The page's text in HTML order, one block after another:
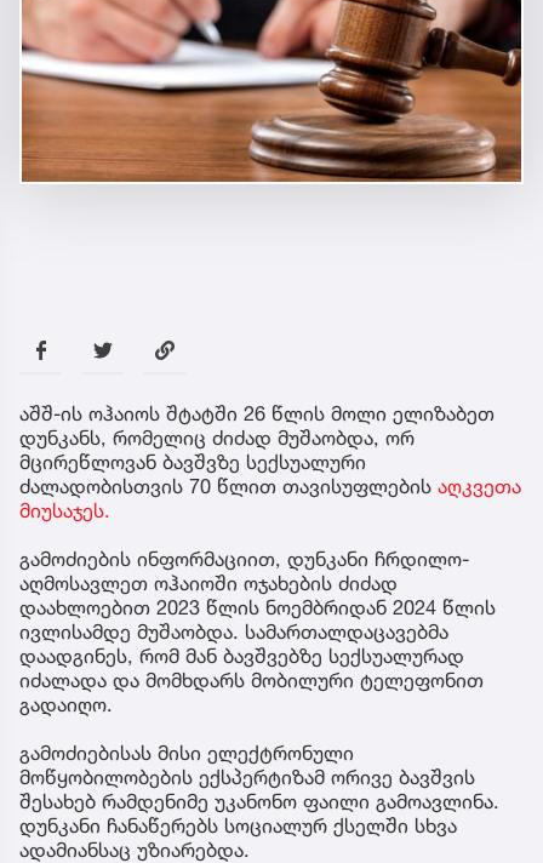
აშშ-ის ოჰაიოს შტატში 26 წლის მოლი ელიზაბეთ
დუნკანს, რომელიც ძიძად მუშაობდა, ორ
მცირეწლოვან ბავშვზე სექსუალური
ძალადობისთვის 70 წლით თავისუფლების აღკვეთა
მიუსაჯეს.
გამოძიების ინფორმაციით, დუნკანი ჩრდილო-
აღმოსავლეთ ოჰაიოში ოჯახების ძიძად
დაახლოებით 2023 წლის ნოემბრიდან 2024 წლის
ივლისამდე მუშაობდა. სამართალდაცავებმა
დაადგინეს, რომ მან ბავშვებზე სექსუალურად
იძალადა და მომხდარს მობილური ტელეფონით
გადაიღო.
გამოძიებისას მისი ელექტრონული
მოწყობილობების ექსპერტიზამ ორივე ბავშვის
შესახებ რამდენიმე უკანონო ფაილი გამოავლინა.
დუნკანი ჩანაწერებს სოციალურ ქსელში სხვა
ადამიანსაც უზიარებდა.